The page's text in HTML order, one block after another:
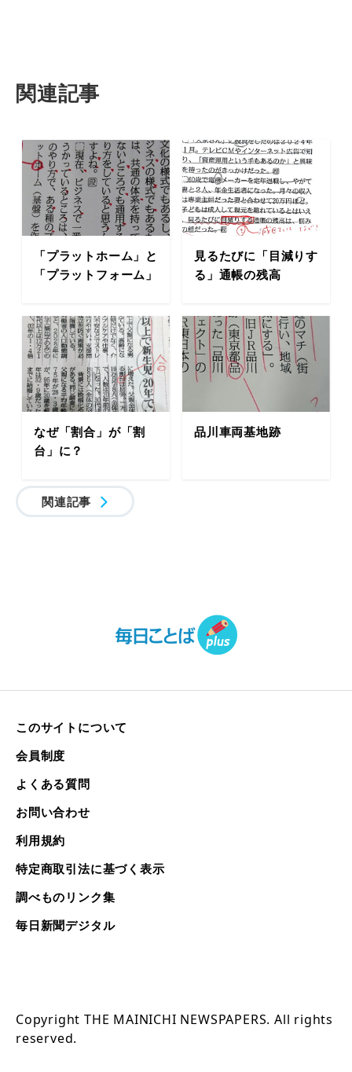
関連記事
「プラットホーム」と
「プラットフォーム」
見るたびに「目減りす
る」通帳の残高
なぜ「割合」が「割
台」に？
品川車両基地跡
関連記事
このサイトについて
会員制度
よくある質問
お問い合わせ
利用規約
特定商取引法に基づく表示
調べものリンク集
毎日新聞デジタル
Copyright THE MAINICHI NEWSPAPERS. All rights
reserved.